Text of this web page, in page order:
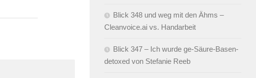
Blick 348 und weg mit den Ähms –
Cleanvoice.ai vs. Handarbeit
Blick 347 – Ich wurde ge-Säure-Basen-
detoxed von Stefanie Reeb